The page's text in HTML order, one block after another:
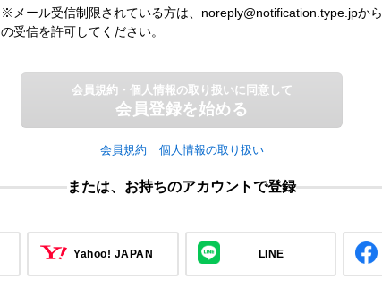
※メール受信制限されている方は、noreply@notification.type.jpから
の受信を許可してください。
会員規約・個人情報の取り扱いに同意して
会員登録を始める
会員規約 個人情報の取り扱い
または、お持ちのアカウントで登録
Yahoo! JAPAN LINE